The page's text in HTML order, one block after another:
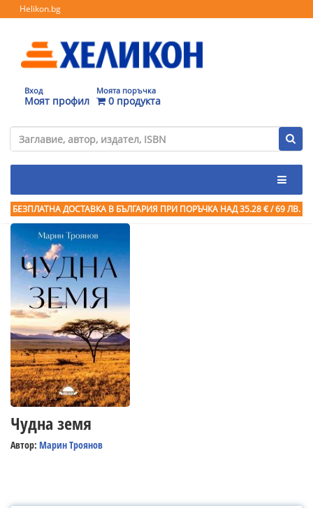
Helikon.bg
Вход
Моят профил
Моята поръчка
0 продукта
БЕЗПЛАТНА ДОСТАВКА В БЪЛГАРИЯ ПРИ ПОРЪЧКА НАД 35.28 € / 69 ЛВ.
Чудна земя
Автор: Марин Троянов